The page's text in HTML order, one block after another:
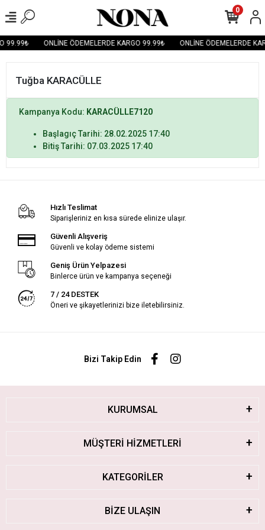
99.99₺ ONLİNE ÖDEMELERDE KARGO 99.99₺ ONLİNE ÖDEMELERDE
0
Tuğba KARACÜLLE
Kampanya Kodu: KARACÜLLE7120
Başlagıç Tarihi: 28.02.2025 17:40
Bitiş Tarihi: 07.03.2025 17:40
Hızlı Teslimat
Siparişleriniz en kısa sürede elinize ulaşır.
Güvenli Alışveriş
Güvenli ve kolay ödeme sistemi
Geniş Ürün Yelpazesi
Binlerce ürün ve kampanya seçeneği
7 / 24 DESTEK
Öneri ve şikayetlerinizi bize iletebilirsiniz.
Bizi Takip Edin
KURUMSAL
MÜŞTERİ HİZMETLERİ
KATEGORİLER
BİZE ULAŞIN